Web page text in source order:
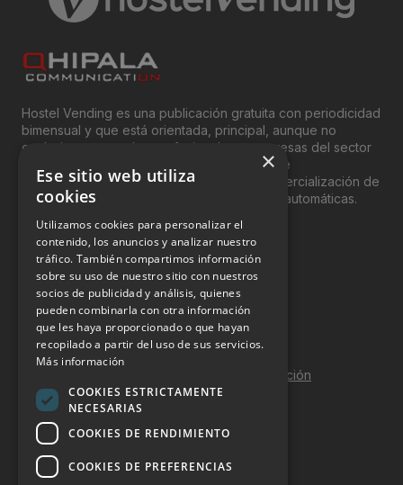
Martes 07 Enero 2014
Hostel Vending es una publicación gratuita con periodicidad
bimensual y que está orientada, principal, aunque no
exclusivamente, a los profesionales y empresas del sector
del “Vending”; nombre con el que se conoce
genéricamente entre profesionales a la comercialización de
productos y servicios a través de máquinas automáticas.
INFORMACIÓN LEGAL
Aviso Legal
Política de Privacidad
Política de Cookies
Política de calidad y seguridad de la información
Contacto
×
Ese sitio web utiliza
cookies
Utilizamos cookies para personalizar el
contenido, los anuncios y analizar nuestro
tráfico. También compartimos información
sobre su uso de nuestro sitio con nuestros
socios de publicidad y análisis, quienes
pueden combinarla con otra información
que les haya proporcionado o que hayan
recopilado a partir del uso de sus servicios.
Más información
COOKIES ESTRICTAMENTE
NECESARIAS
COOKIES DE RENDIMIENTO
COOKIES DE PREFERENCIAS